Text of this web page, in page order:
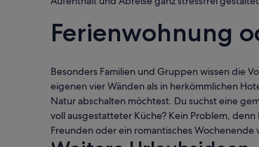
Ferienwohnung
Besonders Familien und Gruppen wissen die
eigenen vier Wänden als in herkömmlichen
Natur abschalten möchtest. Du suchst eine
voll ausgestatteter Küche? Kein Problem,
Freunden oder ein romantisches Wochenende